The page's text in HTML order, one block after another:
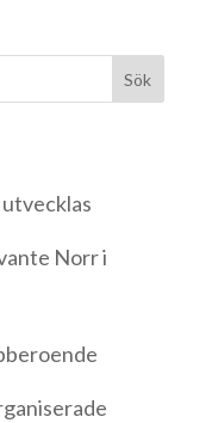
Sök
Norr i